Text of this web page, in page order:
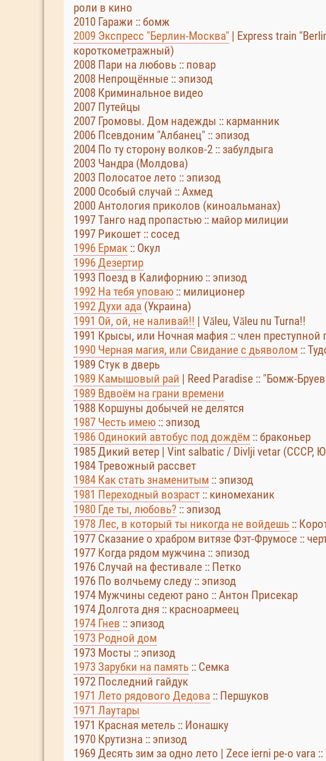
роли в кино
2010 Гаражи :: бомж
2009 Экспресс "Берлин-Москва" | Express train
короткометражный)
2008 Пари на любовь :: повар
2008 Непрощённые :: эпизод
2008 Криминальное видео
2007 Путейцы
2007 Громовы. Дом надежды :: карманник
2006 Псевдоним "Албанец" :: эпизод
2004 По ту сторону волков-2 :: забулдыга
2003 Чандра (Молдова)
2003 Полосатое лето :: эпизод
2000 Особый случай :: Ахмед
2000 Антология приколов (киноальманах)
1997 Танго над пропастью :: майор милиции
1997 Рикошет :: сосед
1996 Ермак :: Окул
1996 Дезертир
1993 Поезд в Калифорнию :: эпизод
1992 На тебя уповаю :: милиционер
1992 Духи ада (Украина)
1991 Ой, ой, не наливай!! | Văleu, Văleu nu Turna!!
1991 Крысы, или Ночная мафия :: член преступной
1990 Черная магия, или Свидание с дьяволом ::
1989 Стук в дверь
1989 Камышовый рай | Reed Paradise :: "Бомж-
1989 Вдвоём на грани времени
1988 Коршуны добычей не делятся
1987 Честь имею :: эпизод
1986 Одинокий автобус под дождём :: браконьер
1985 Дикий ветер | Vint salbatic / Divlji vetar (СССР,
1984 Тревожный рассвет
1984 Как стать знаменитым :: эпизод
1981 Переходный возраст :: киномеханик
1980 Где ты, любовь? :: эпизод
1978 Лес, в который ты никогда не войдешь ::
1977 Сказание о храбром витязе Фэт-Фрумосе ::
1977 Когда рядом мужчина :: эпизод
1976 Случай на фестивале :: Петко
1976 По волчьему следу :: эпизод
1974 Мужчины седеют рано :: Антон Присекар
1974 Долгота дня :: красноармеец
1974 Гнев :: эпизод
1973 Родной дом
1973 Мосты :: эпизод
1973 Зарубки на память :: Семка
1972 Последний гайдук
1971 Лето рядового Дедова :: Першуков
1971 Лаутары
1971 Красная метель :: Ионашку
1970 Крутизна :: эпизод
1969 Десять зим за одно лето | Zece ierni pe-o vara